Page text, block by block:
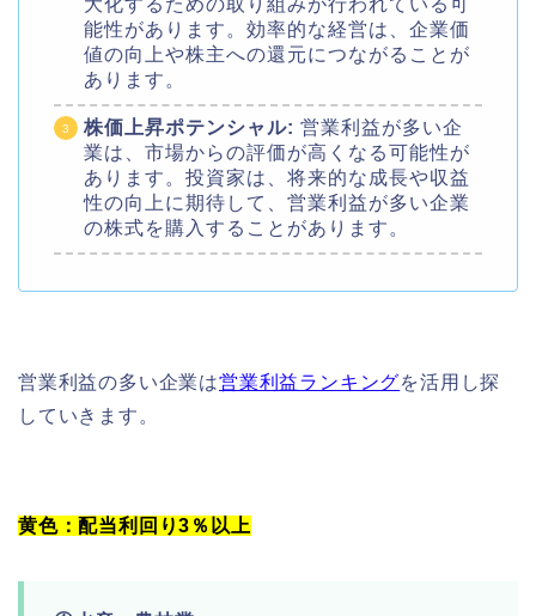
大化するための取り組みが行われている可
能性があります。効率的な経営は、企業価
値の向上や株主への還元につながることが
あります。
株価上昇ポテンシャル: 営業利益が多い企
業は、市場からの評価が高くなる可能性が
あります。投資家は、将来的な成長や収益
性の向上に期待して、営業利益が多い企業
の株式を購入することがあります。
営業利益の多い企業は営業利益ランキングを活用し探
していきます。
黄色：配当利回り3％以上